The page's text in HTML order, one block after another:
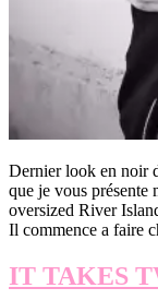
Dernier look en noir
que je vous présente
oversized River
Il commence a faire
IT TAKES